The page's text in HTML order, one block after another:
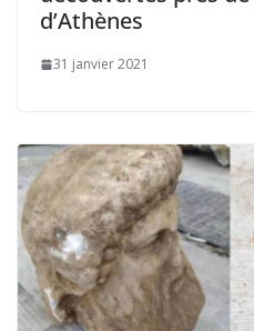
d’Athènes
31 janvier 2021